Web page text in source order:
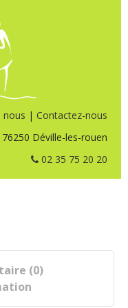
nous | Contactez-nous
Déville-les-rouen
02 35 75 20 20
(0)